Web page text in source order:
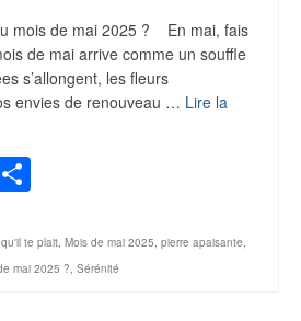
mois de mai 2025 ? En mai, fais
de mai arrive comme un souffle
s’allongent, les fleurs
envies de renouveau … Lire la
te plait, Mois de mai 2025, pierre apaisante,
mai 2025 ?, Sérénité